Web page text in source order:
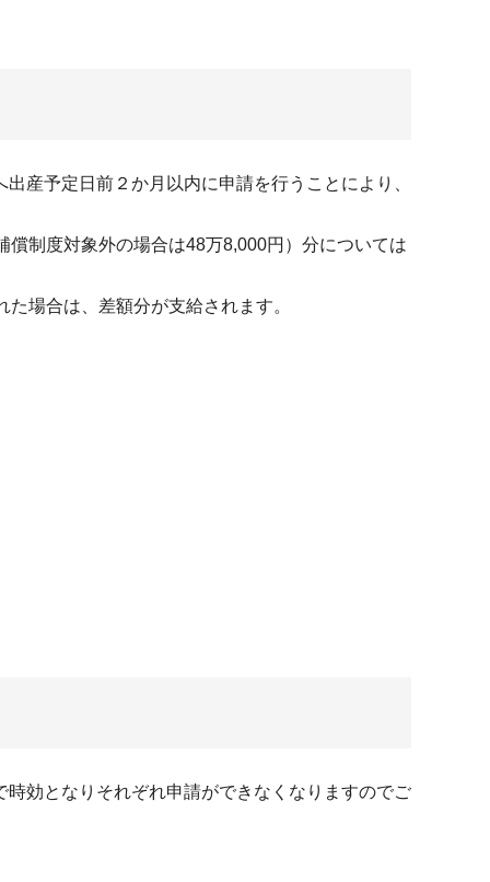
産予定日前２か月以内に申請を行うことにより、
制度対象外の場合は48万8,000円）分については
場合は、差額分が支給されます。
効となりそれぞれ申請ができなくなりますのでご